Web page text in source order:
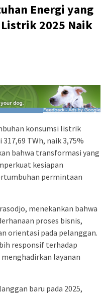
Energi yang
2025 Naik
konsumsi listrik
TWh, naik 3,75%
bahwa transformasi yang
kesiapan
permintaan
menekankan bahwa
proses bisnis,
orientasi pada pelanggan.
responsif terhadap
layanan
baru pada 2025,